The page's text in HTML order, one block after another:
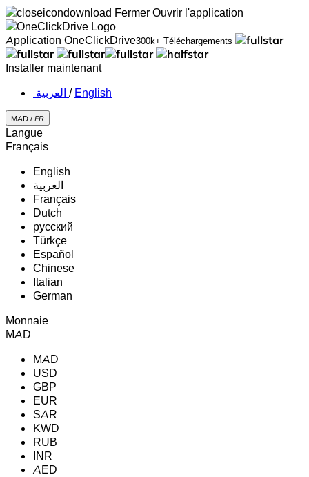
Fermer Ouvrir l'application
Application OneClickDrive300k+ Téléchargements
Installer maintenant
‏العربية ‏ / English
MAD / FR
Langue
Français
English
‏العربية‏
Français
Dutch
русский
Türkçe
Español
Chinese
Italian
German
Monnaie
MAD
MAD
USD
GBP
EUR
SAR
KWD
RUB
INR
AED